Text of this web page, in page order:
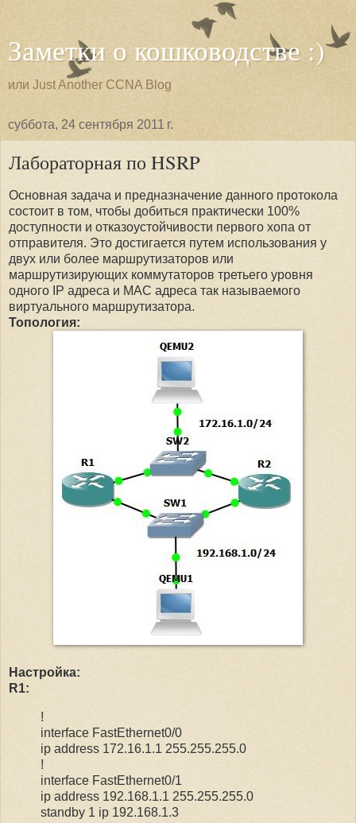
Заметки о кошководстве :)
или Just Another CCNA Blog
суббота, 24 сентября 2011 г.
Лабораторная по HSRP
Основная задача и предназначение данного протокола
состоит в том, чтобы добиться практически 100%
доступности и отказоустойчивости первого хопа от
отправителя. Это достигается путем использования у
двух или более маршрутизаторов или
маршрутизирующих коммутаторов третьего уровня
одного IP адреса и MAC адреса так называемого
виртуального маршрутизатора.
Топология:
Настройка:
R1:
!
interface FastEthernet0/0
ip address 172.16.1.1 255.255.255.0
!
interface FastEthernet0/1
ip address 192.168.1.1 255.255.255.0
standby 1 ip 192.168.1.3